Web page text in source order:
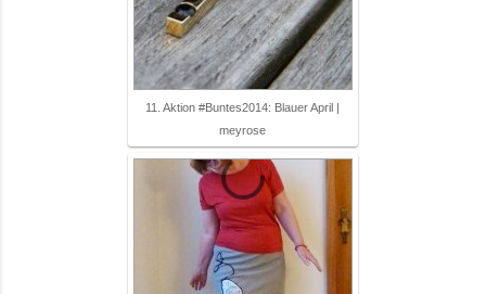
11. Aktion #Buntes2014: Blauer April |
meyrose